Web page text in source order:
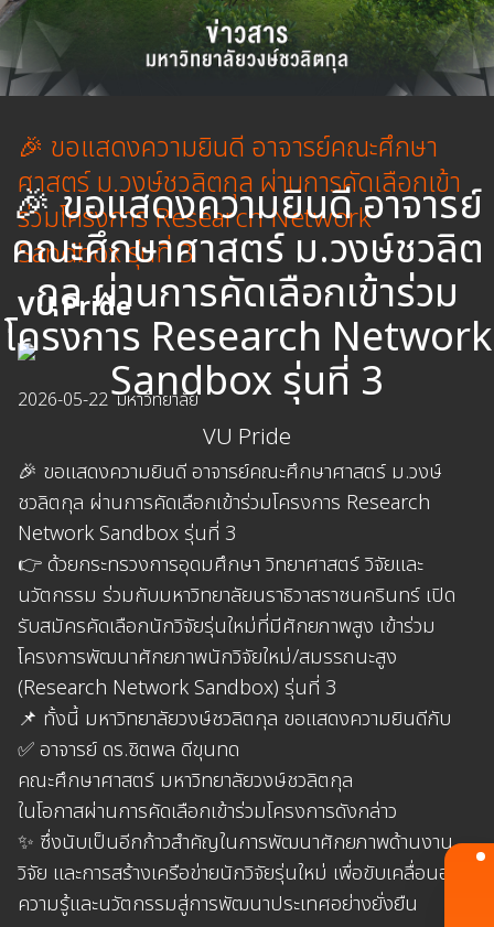
🎉 ขอแสดงความยินดี อาจารย์
คณะศึกษาศาสตร์ ม.วงษ์ชวลิต
กุล ผ่านการคัดเลือกเข้าร่วม
โครงการ Research Network
Sandbox รุ่นที่ 3
VU Pride
🎉 ขอแสดงความยินดี อาจารย์คณะศึกษา
ศาสตร์ ม.วงษ์ชวลิตกุล ผ่านการคัดเลือกเข้า
ร่วมโครงการ Research Network
Sandbox รุ่นที่ 3
VU Pride
2026-05-22 มหาวิทยาลัย
🎉 ขอแสดงความยินดี อาจารย์คณะศึกษาศาสตร์ ม.วงษ์
ชวลิตกุล ผ่านการคัดเลือกเข้าร่วมโครงการ Research
Network Sandbox รุ่นที่ 3
👉 ด้วยกระทรวงการอุดมศึกษา วิทยาศาสตร์ วิจัยและ
นวัตกรรม ร่วมกับมหาวิทยาลัยนราธิวาสราชนครินทร์ เปิด
รับสมัครคัดเลือกนักวิจัยรุ่นใหม่ที่มีศักยภาพสูง เข้าร่วม
โครงการพัฒนาศักยภาพนักวิจัยใหม่/สมรรถนะสูง
(Research Network Sandbox) รุ่นที่ 3
📌 ทั้งนี้ มหาวิทยาลัยวงษ์ชวลิตกุล ขอแสดงความยินดีกับ
✅ อาจารย์ ดร.ชิตพล ดีขุนทด
คณะศึกษาศาสตร์ มหาวิทยาลัยวงษ์ชวลิตกุล
ในโอกาสผ่านการคัดเลือกเข้าร่วมโครงการดังกล่าว
✨ ซึ่งนับเป็นอีกก้าวสำคัญในการพัฒนาศักยภาพด้านงาน
วิจัย และการสร้างเครือข่ายนักวิจัยรุ่นใหม่ เพื่อขับเคลื่อนองค์
ความรู้และนวัตกรรมสู่การพัฒนาประเทศอย่างยั่งยืน